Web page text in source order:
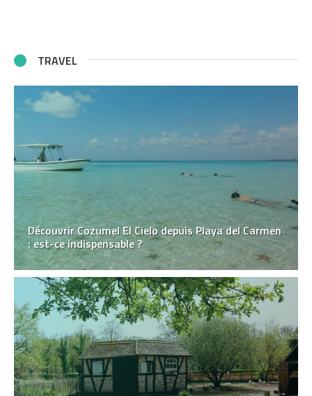
TRAVEL
Découvrir Cozumel El Cielo depuis Playa del Carmen
: est-ce indispensable ?